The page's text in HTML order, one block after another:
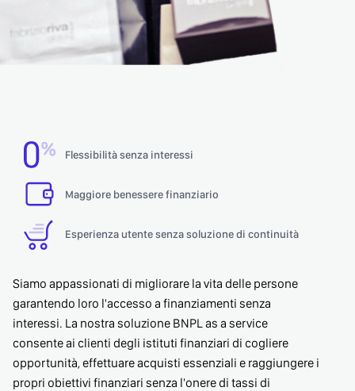
Flessibilità senza interessi
Maggiore benessere finanziario
Esperienza utente senza soluzione di continuità
Siamo appassionati di migliorare la vita delle persone
garantendo loro l'accesso a finanziamenti senza
interessi. La nostra soluzione BNPL as a service
consente ai clienti degli istituti finanziari di cogliere
opportunità, effettuare acquisti essenziali e raggiungere i
propri obiettivi finanziari senza l'onere di tassi di